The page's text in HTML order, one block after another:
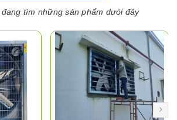
tìm những sản phẩm dưới đây